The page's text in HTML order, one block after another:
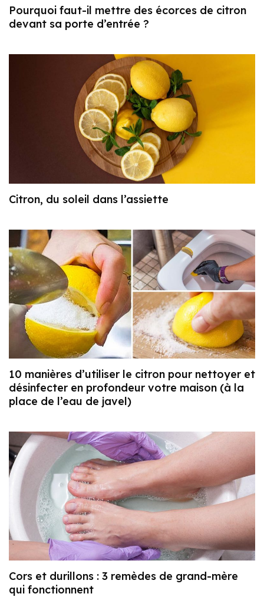
Pourquoi faut-il mettre des écorces de citron
devant sa porte d’entrée ?
Citron, du soleil dans l’assiette
10 manières d’utiliser le citron pour nettoyer et
désinfecter en profondeur votre maison (à la
place de l’eau de javel)
Cors et durillons : 3 remèdes de grand-mère
qui fonctionnent